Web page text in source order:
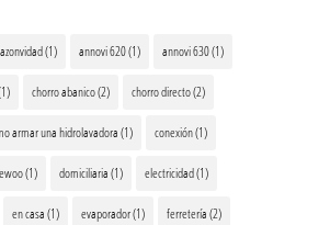
(1) annovi 620(1) annovi 630(1)
chorro abanico(2) chorro directo(2)
armar una hidrolavadora(1) conexión(1)
(1) domiciliaria(1) electricidad(1)
en casa(1) evaporador(1) ferretería(2)